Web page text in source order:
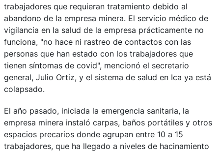
trabajadores que requieran tratamiento debido al
abandono de la empresa minera. El servicio médico de
vigilancia en la salud de la empresa prácticamente no
funciona, "no hace ni rastreo de contactos con las
personas que han estado con los trabajadores que
tienen síntomas de covid", mencionó el secretario
general, Julio Ortiz, y el sistema de salud en Ica ya está
colapsado.
El año pasado, iniciada la emergencia sanitaria, la
empresa minera instaló carpas, baños portátiles y otros
espacios precarios donde agrupan entre 10 a 15
trabajadores, que ha llegado a niveles de hacinamiento